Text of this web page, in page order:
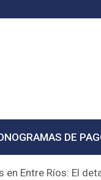
DE
Entre Ríos: El